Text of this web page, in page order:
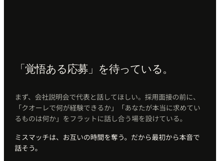
「覚悟ある応募」を待っている。
まず、会社説明会で代表と話してほしい。採用面接の前に、
「クオーレで何が経験できるか」「あなたが本当に求めてい
るものは何か」をフラットに話し合う場を設けている。
ミスマッチは、お互いの時間を奪う。だから最初から本音で
話そう。